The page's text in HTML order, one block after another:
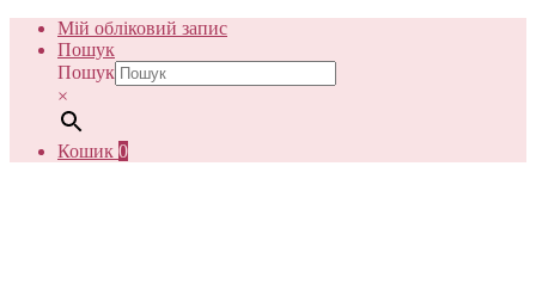
Мій обліковий запис
Пошук
Пошук
×
Кошик 0